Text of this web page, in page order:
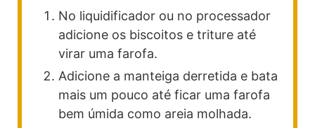
No liquidificador ou no processador
adicione os biscoitos e triture até
virar uma farofa.
Adicione a manteiga derretida e bata
mais um pouco até ficar uma farofa
bem úmida como areia molhada.